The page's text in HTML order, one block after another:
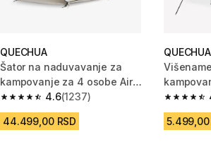
QUECHUA
Šator na naduvavanje za
kampovanje za 4 osobe Air
Seconds 4.1 Fresh & Black
4.6
4.6 od 5 zvezdica from 1237 Recenzije
(1237)
44.499,00 RSD
QUECHUA
4.4 od 5
5.499,00